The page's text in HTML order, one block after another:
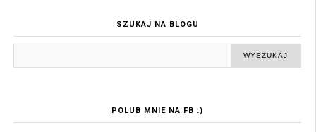
SZUKAJ NA BLOGU
POLUB MNIE NA FB :)